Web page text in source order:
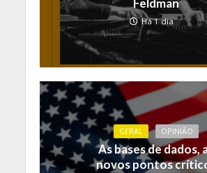
Feldman
Há 1 dia
GERAL OPINIÃO
As bases de dados,
novos pontos